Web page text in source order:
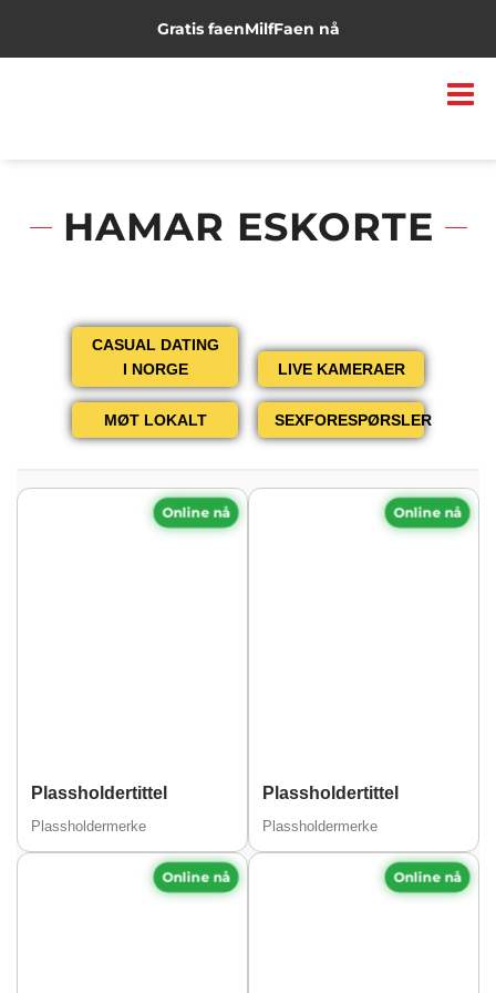
Gratis faenMilfFaen nå
HAMAR ESKORTE
CASUAL DATING
I NORGE
LIVE KAMERAER
MØT LOKALT SEXFORESPØRSLER
Online nå
Plassholdertittel
Plassholdermerke
Online nå
Plassholdertittel
Plassholdermerke
Online nå Online nå